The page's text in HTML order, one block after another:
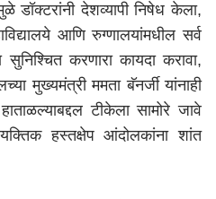
डॉक्टरांनी देशव्यापी निषेध केला,
आणि रुग्णालयांमधील सर्व
सुनिश्चित करणारा कायदा करावा,
मुख्यमंत्री ममता बॅनर्जी यांनाही
टीकेला सामोरे जावे
हस्तक्षेप आंदोलकांना शांत